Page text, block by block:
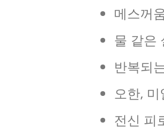
메스꺼
물 같은
반복되
오한,
전신 피